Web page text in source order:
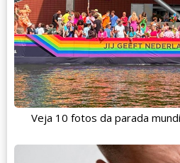
Veja 10 fotos da parada